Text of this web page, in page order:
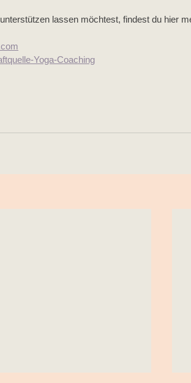
lassen möchtest, findest du hier
Yoga-Coaching